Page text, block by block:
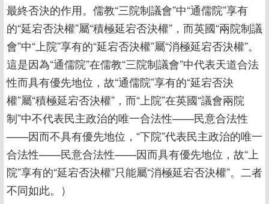
最終否決的作用。儒教“三院制議會”中“通儒院”享有
的“延宕否決權”屬“積極延宕否決權”，而英國“兩院制議
會”中“上院”享有的“延宕否決權”屬“消極延宕否決權”。
這是因為“通儒院”在儒教“三院制議會”中代表天道合法
性而具有優先地位，故“通儒院”享有的“延宕否決
權”屬“積極延宕否決權”，而“上院”在英國“議會兩院
制”中不代表民主政治的唯一合法性——民意合法性
——因而不具有優先地位，“下院”代表民主政治的唯一
合法性——民意合法性——因而具有優先地位，故“上
院”享有的“延宕否決權”只能屬“消極延宕否決權”。二者
不同如此。）